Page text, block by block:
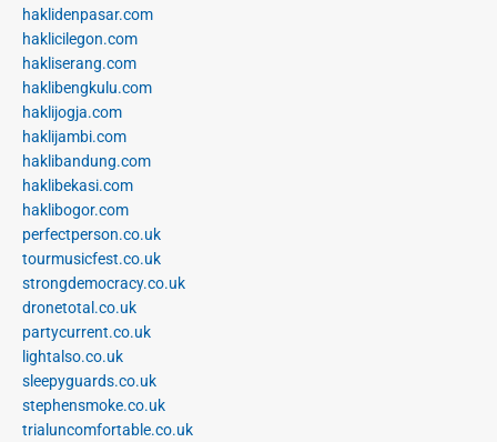
haklidenpasar.com
haklicilegon.com
hakliserang.com
haklibengkulu.com
haklijogja.com
haklijambi.com
haklibandung.com
haklibekasi.com
haklibogor.com
perfectperson.co.uk
tourmusicfest.co.uk
strongdemocracy.co.uk
dronetotal.co.uk
partycurrent.co.uk
lightalso.co.uk
sleepyguards.co.uk
stephensmoke.co.uk
trialuncomfortable.co.uk